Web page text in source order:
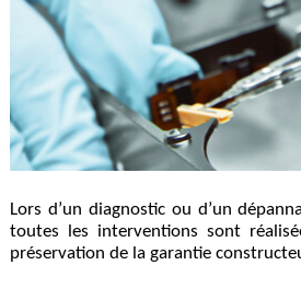
Lors d’un diagnostic ou d’un
toutes les interventions sont
préservation de la garantie